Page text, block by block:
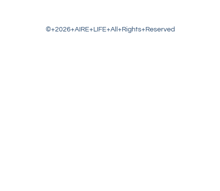
©+2026+AIRE+LIFE+All+Rights+Reserved